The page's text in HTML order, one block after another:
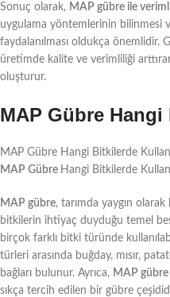
Sonuç olarak, MAP gübre ile
uygulama yöntemlerinin bilinmesi
faydalanılması oldukça önemlidir.
üretimde kalite ve verimliliği
oluşturur.
MAP Gübre Hangi
MAP Gübre Hangi Bitkilerde
MAP Gübre Hangi Bitkilerde
MAP gübre, tarımda yaygın
bitkilerin ihtiyaç duyduğu temel
birçok farklı bitki türünde
türleri arasında buğday, mısır,
bağları bulunur. Ayrıca, MAP gübre
sıkça tercih edilen bir gübre